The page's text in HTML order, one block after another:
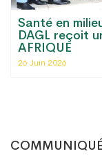
Santé en
DAGL reçoit
AFRIQUE
26 Juin 2026